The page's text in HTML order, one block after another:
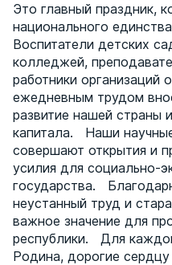
Это главный праздник,
национального
Воспитатели детских
колледжей,
работники организаций
ежедневным трудом
развитие нашей страны
капитала. Наши
совершают открытия и
усилия для социально-
государства.
неустанный труд и
важное значение для
республики. Для
Родина, дорогие